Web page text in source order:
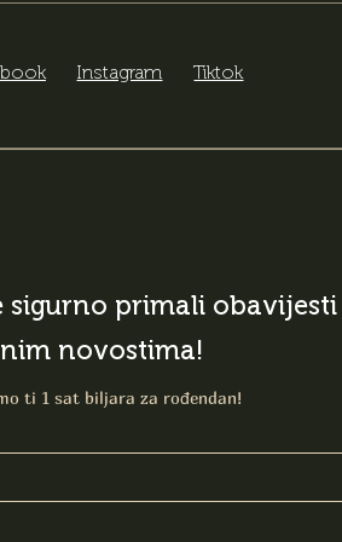
Instagram Tiktok
sigurno primali
novostima!
ti 1 sat biljara za rođendan!